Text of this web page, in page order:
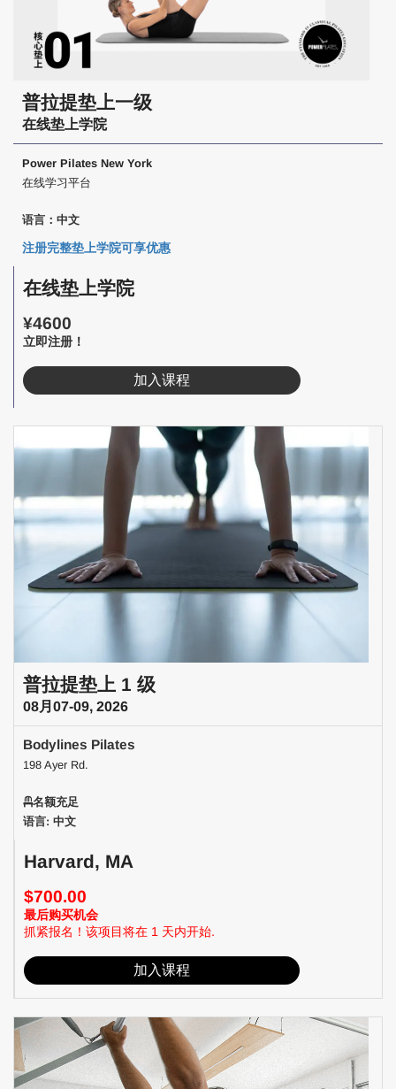
普拉提垫上一级
在线垫上学院
Power Pilates New York
在线学习平台
语言：中文
注册完整垫上学院可享优惠
在线垫上学院
¥4600
立即注册！
加入课程
普拉提垫上 1 级
08月07-09, 2026
Bodylines Pilates
198 Ayer Rd.
名额充足
语言: 中文
Harvard, MA
$700.00
最后购买机会
抓紧报名！该项目将在 1 天内开始.
加入课程